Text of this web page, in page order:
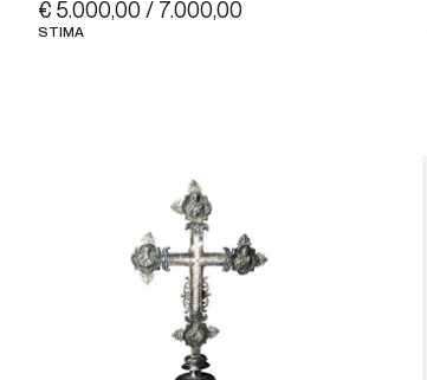
€ 5.000,00 / 7.000,00
STIMA